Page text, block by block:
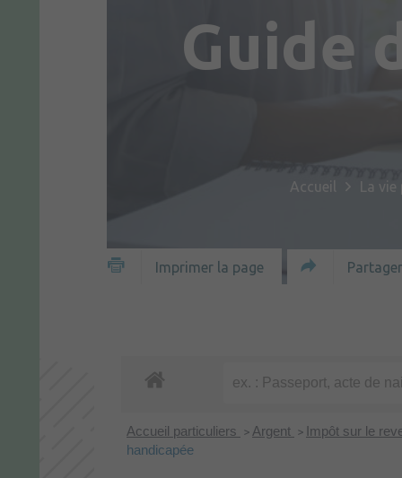
Guide
Accueil La
Imprimer la page
Accueil particuliers > Argent > Impôt sur le
handicapée